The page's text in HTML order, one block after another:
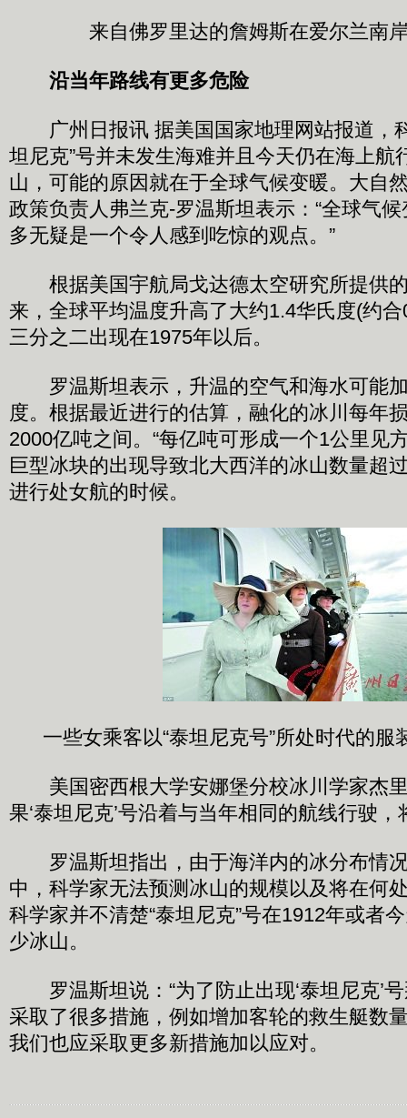
来自佛罗里达的詹姆斯在爱尔兰南
沿当年路线有更多危险
广州日报讯 据美国国家地理网站报道，
坦尼克”号并未发生海难并且今天仍在海上航
山，可能的原因就在于全球气候变暖。大自
政策负责人弗兰克-罗温斯坦表示：“全球气
多无疑是一个令人感到吃惊的观点。”
根据美国宇航局戈达德太空研究所提供
来，全球平均温度升高了大约1.4华氏度(约
三分之二出现在1975年以后。
罗温斯坦表示，升温的空气和海水可能
度。根据最近进行的估算，融化的冰川每年
2000亿吨之间。“每亿吨可形成一个1公里见
巨型冰块的出现导致北大西洋的冰山数量超
进行处女航的时候。
一些女乘客以“泰坦尼克号”所处时代的服
美国密西根大学安娜堡分校冰川学家杰里
果‘泰坦尼克’号沿着与当年相同的航线行驶，
罗温斯坦指出，由于海洋内的冰分布情
中，科学家无法预测冰山的规模以及将在何
科学家并不清楚“泰坦尼克”号在1912年或者
少冰山。
罗温斯坦说：“为了防止出现‘泰坦尼克’
采取了很多措施，例如增加客轮的救生艇数
我们也应采取更多新措施加以应对。